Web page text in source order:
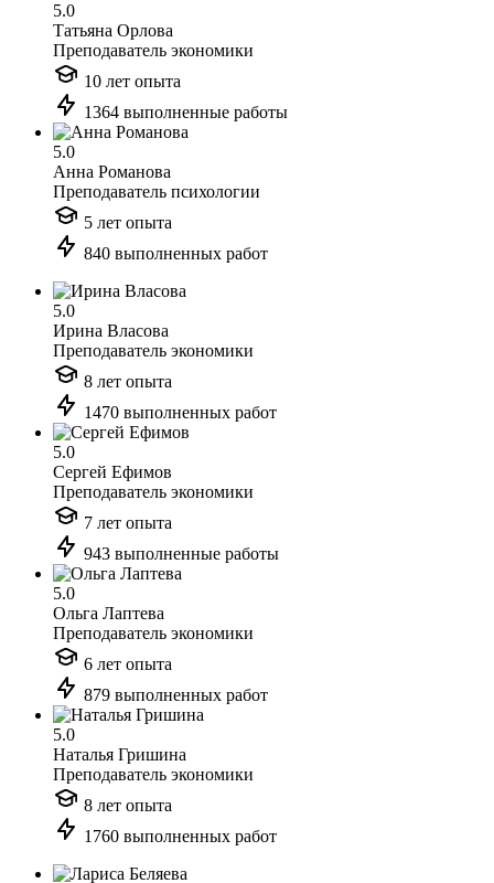
5.0
Татьяна Орлова
Преподаватель экономики
10 лет опыта
1364 выполненные работы
5.0
Анна Романова
Преподаватель психологии
5 лет опыта
840 выполненных работ
5.0
Ирина Власова
Преподаватель экономики
8 лет опыта
1470 выполненных работ
5.0
Сергей Ефимов
Преподаватель экономики
7 лет опыта
943 выполненные работы
5.0
Ольга Лаптева
Преподаватель экономики
6 лет опыта
879 выполненных работ
5.0
Наталья Гришина
Преподаватель экономики
8 лет опыта
1760 выполненных работ